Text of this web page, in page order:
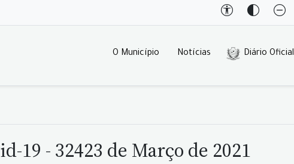
O Município Notícias Diário Oficial
19 - 32423 de Março de 2021